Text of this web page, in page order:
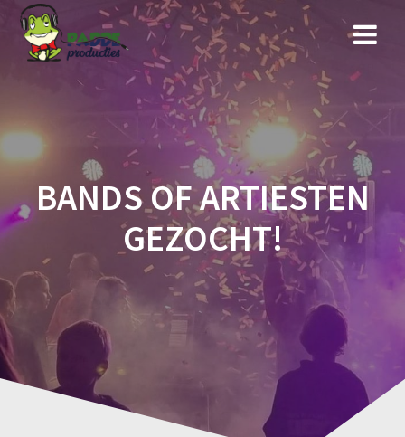
Ga
naar
de
inhoud
BANDS OF ARTIESTEN
GEZOCHT!